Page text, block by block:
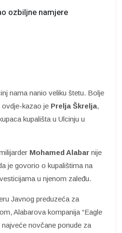
ozbiljne namjere
nama nanio veliku štetu. Bolje
ovdje-kazao je Prelja Škrelja,
kupališta u Ulcinju u
Mohamed Alabar nije
je govorio o kupalištima na
u njenom zaleđu.
Javnog preduzeća za
Alabarova kompanija “Eagle
najveće novčane ponude za